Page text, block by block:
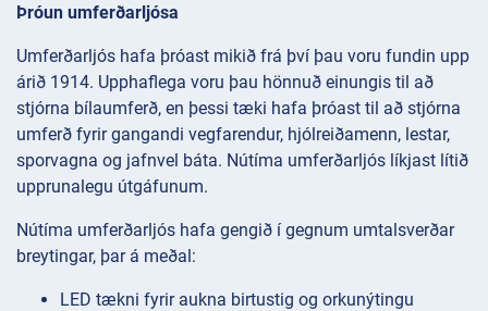
Þróun umferðarljósa
Umferðarljós hafa þróast mikið frá því þau voru fundin upp
árið 1914. Upphaflega voru þau hönnuð einungis til að
stjórna bílaumferð, en þessi tæki hafa þróast til að stjórna
umferð fyrir gangandi vegfarendur, hjólreiðamenn, lestar,
sporvagna og jafnvel báta. Nútíma umferðarljós líkjast lítið
upprunalegu útgáfunum.
Nútíma umferðarljós hafa gengið í gegnum umtalsverðar
breytingar, þar á meðal:
LED tækni fyrir aukna birtustig og orkunýtingu